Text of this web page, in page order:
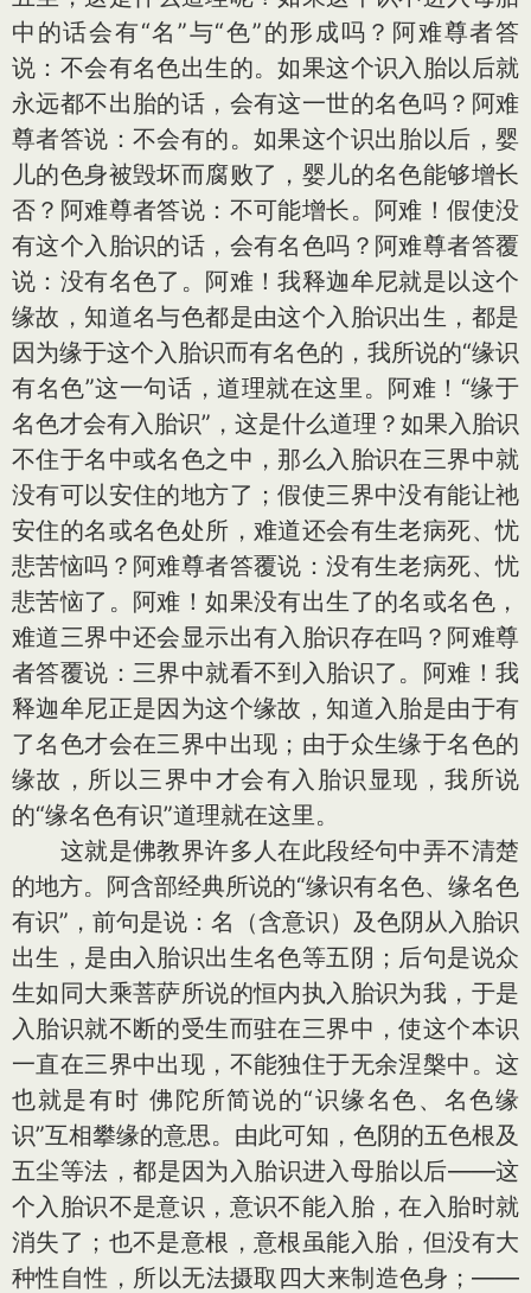
中的话会有“名”与“色”的形成吗？阿难尊者答
说：不会有名色出生的。如果这个识入胎以后就
永远都不出胎的话，会有这一世的名色吗？阿难
尊者答说：不会有的。如果这个识出胎以后，婴
儿的色身被毁坏而腐败了，婴儿的名色能够增长
否？阿难尊者答说：不可能增长。阿难！假使没
有这个入胎识的话，会有名色吗？阿难尊者答覆
说：没有名色了。阿难！我释迦牟尼就是以这个
缘故，知道名与色都是由这个入胎识出生，都是
因为缘于这个入胎识而有名色的，我所说的“缘识
有名色”这一句话，道理就在这里。阿难！“缘于
名色才会有入胎识”，这是什么道理？如果入胎识
不住于名中或名色之中，那么入胎识在三界中就
没有可以安住的地方了；假使三界中没有能让祂
安住的名或名色处所，难道还会有生老病死、忧
悲苦恼吗？阿难尊者答覆说：没有生老病死、忧
悲苦恼了。阿难！如果没有出生了的名或名色，
难道三界中还会显示出有入胎识存在吗？阿难尊
者答覆说：三界中就看不到入胎识了。阿难！我
释迦牟尼正是因为这个缘故，知道入胎是由于有
了名色才会在三界中出现；由于众生缘于名色的
缘故，所以三界中才会有入胎识显现，我所说
的“缘名色有识”道理就在这里。
这就是佛教界许多人在此段经句中弄不清楚
的地方。阿含部经典所说的“缘识有名色、缘名色
有识”，前句是说：名（含意识）及色阴从入胎识
出生，是由入胎识出生名色等五阴；后句是说众
生如同大乘菩萨所说的恒内执入胎识为我，于是
入胎识就不断的受生而驻在三界中，使这个本识
一直在三界中出现，不能独住于无余涅槃中。这
也就是有时 佛陀所简说的“识缘名色、名色缘
识”互相攀缘的意思。由此可知，色阴的五色根及
五尘等法，都是因为入胎识进入母胎以后——这
个入胎识不是意识，意识不能入胎，在入胎时就
消失了；也不是意根，意根虽能入胎，但没有大
种性自性，所以无法摄取四大来制造色身；——